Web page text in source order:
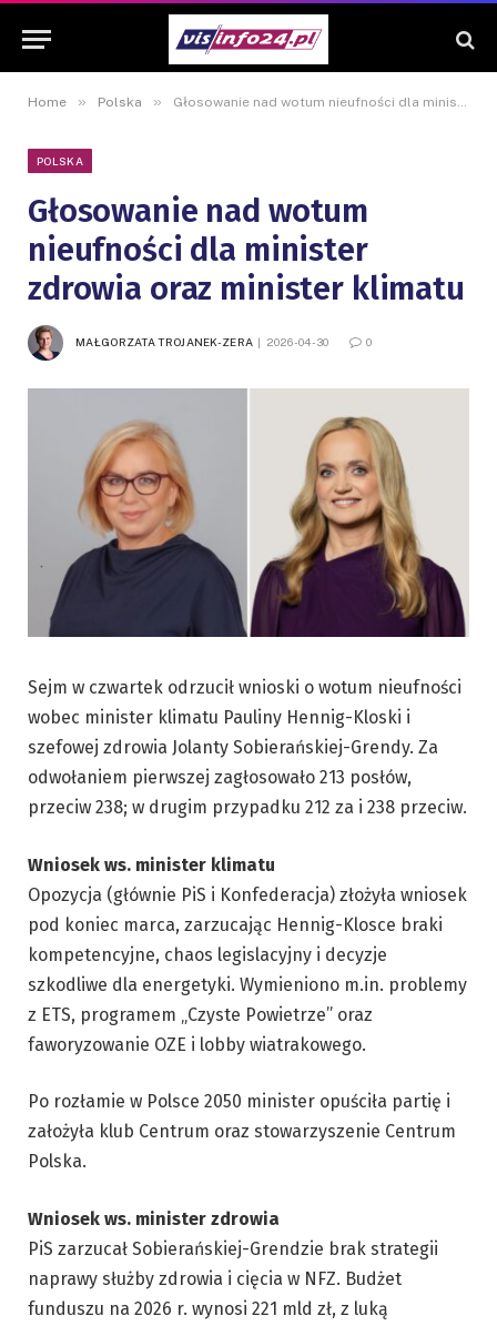
Home » Polska » Głosowanie nad wotum nieufności dla minister zdrowia oraz minister klimatu
POLSKA
Głosowanie nad wotum
nieufności dla minister
zdrowia oraz minister klimatu
MAŁGORZATA TROJANEK-ZERA 2026-04-30 0
Sejm w czwartek odrzucił wnioski o wotum nieufności
wobec minister klimatu Pauliny Hennig-Kloski i
szefowej zdrowia Jolanty Sobierańskiej-Grendy. Za
odwołaniem pierwszej zagłosowało 213 posłów,
przeciw 238; w drugim przypadku 212 za i 238 przeciw.
Wniosek ws. minister klimatu
Opozycja (głównie PiS i Konfederacja) złożyła wniosek
pod koniec marca, zarzucając Hennig-Klosce braki
kompetencyjne, chaos legislacyjny i decyzje
szkodliwe dla energetyki. Wymieniono m.in. problemy
z ETS, programem „Czyste Powietrze” oraz
faworyzowanie OZE i lobby wiatrakowego.
Po rozłamie w Polsce 2050 minister opuściła partię i
założyła klub Centrum oraz stowarzyszenie Centrum
Polska.
Wniosek ws. minister zdrowia
PiS zarzucał Sobierańskiej-Grendzie brak strategii
naprawy służby zdrowia i cięcia w NFZ. Budżet
funduszu na 2026 r. wynosi 221 mld zł, z luką